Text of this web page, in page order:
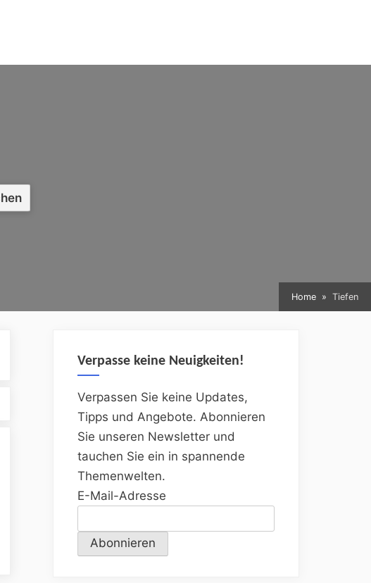
Home Tiefen
Verpasse keine Neuigkeiten!
Verpassen Sie keine Updates,
Tipps und Angebote. Abonnieren
Sie unseren Newsletter und
tauchen Sie ein in spannende
Themenwelten.
E-Mail-Adresse